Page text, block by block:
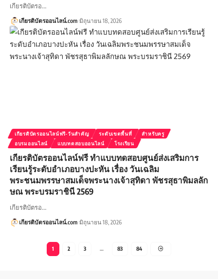
เกียรติบัตรอ…
เกียรติบัตรออนไลน์.com มิถุนายน 18, 2026
เกียรติบัตรออนไลน์ฟรี-วันสำคัญ ระดับเขตพื้นที่
สำหรับครู
อบรมออนไลน์
แบบทดสอบออนไลน์ โรงเรียน
เกียรติบัตรออนไลน์ฟรี ทำแบบทดสอบศูนย์ส่งเสริมการ
เรียนรู้ระดับอำเภอบางปะหัน เรื่อง วันเฉลิม
พระชนมพรรษาสมเด็จพระนางเจ้าสุทิดา พัชรสุธาพิมลลัก
ษณ พระบรมราชินี 2569
เกียรติบัตรอ…
เกียรติบัตรออนไลน์.com มิถุนายน 18, 2026
1 2 3 … 83 84